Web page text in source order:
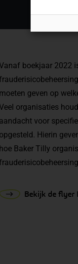
boekjaar 2022
moeten geven op
organisaties
aandacht voor
opgesteld. Hierin
hoe Baker Tilly
Bekijk de flyer